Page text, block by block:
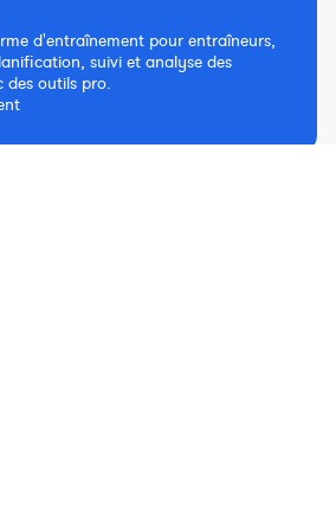
d'entraînement pour entraîneurs,
suivi et analyse des
des outils pro.